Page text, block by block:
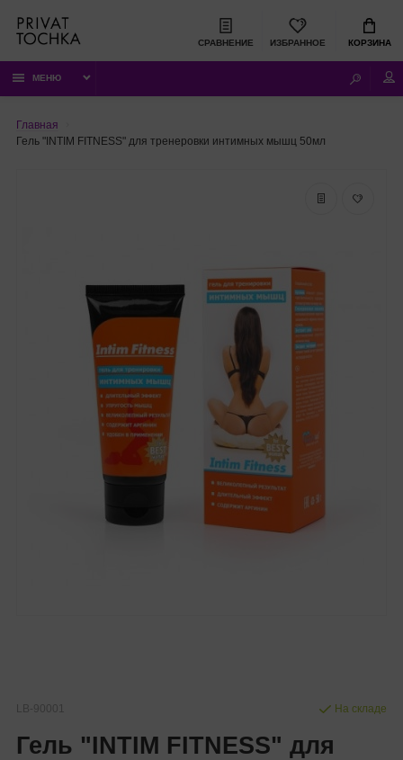
СРАВНЕНИЕ ИЗБРАННОЕ КОРЗИНА
МЕНЮ
Главная
Гель "INTIM FITNESS" для тренеровки интимных мышц 50мл
LB-90001
Гель "INTIM FITNESS" для
На складе